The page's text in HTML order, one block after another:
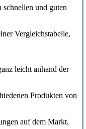
schnellen und guten
Vergleichstabelle,
leicht anhand der
Produkten von
auf dem Markt,